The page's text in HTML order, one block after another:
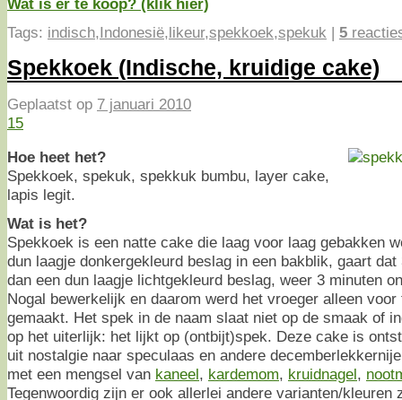
Wat is er te koop? (klik hier)
Tags: indisch,Indonesië,likeur,spekkoek,spekuk | 5
Spekkoek (Indische, kruidige cake)
Geplaatst op 7 januari 2010
15
Hoe heet het?
Spekkoek, spekuk, spekkuk bumbu, layer cake,
lapis legit.
Wat is het?
Spekkoek is een natte cake die laag voor laag gebakken
dun laagje donkergekleurd beslag in een bakblik, gaart
dan een dun laagje lichtgekleurd beslag, weer 3 minuten
Nogal bewerkelijk en daarom werd het vroeger alleen
gemaakt. Het spek in de naam slaat niet op de smaak of
op het uiterlijk: het lijkt op (ontbijt)spek. Deze cake is
uit nostalgie naar speculaas en andere
met een mengsel van kaneel, kardemom, kruidnagel,
Tegenwoordig zijn er ook allerlei andere varianten/kleuren